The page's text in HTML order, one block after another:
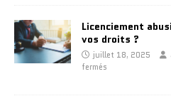
Licenciement
vos droits ?
juillet 18, 2025
fermés